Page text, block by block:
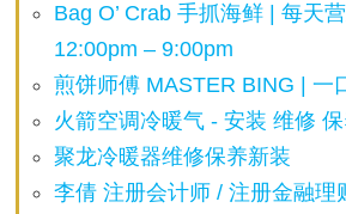
Bag O’ Crab 手抓海鲜 | 每天
12:00pm – 9:00pm
煎饼师傅 MASTER BING | 一
火箭空调冷暖气 - 安装 维修
聚龙冷暖器维修保养新装
李倩 注册会计师 / 注册金融理